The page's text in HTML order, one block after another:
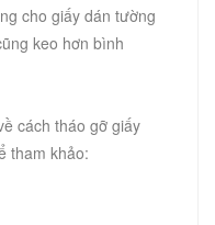
cho giấy dán tường
keo hơn bình
cách tháo gỡ giấy
tham khảo: